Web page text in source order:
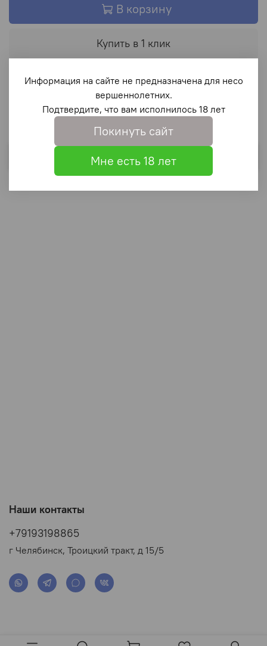
В корзину
Купить в 1 клик
В избранное
Выбрать
Наши контакты
+79193198865
г Челябинск, Троицкий тракт, д 15/5
Информация на сайте не предназначена для несо
вершеннолетних.
Подтвердите, что вам исполнилось 18 лет
Покинуть сайт
Мне есть 18 лет